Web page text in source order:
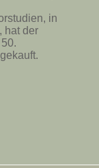
in
hat der